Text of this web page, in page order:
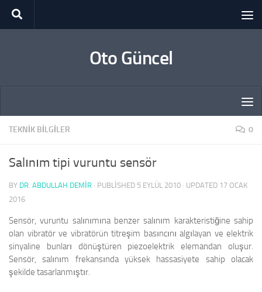
Skip to content
Oto Güncel
TEKNIK BILGILER 0
Salınım tipi vuruntu sensör
BY DR. ABDULLAH DEMİR · PUBLISHED 5 EYLÜL 2010 · UPDATED 17 OCAK
2016
Sensör, vuruntu salınımına benzer salınım karakteristiğine sahip
olan vibratör ve vibratörün titreşim basıncını algılayan ve elektrik
sinyaline bunları dönüştüren piezoelektrik elemandan oluşur.
Sensör, salınım frekansında yüksek hassasiyete sahip olacak
şekilde tasarlanmıştır.